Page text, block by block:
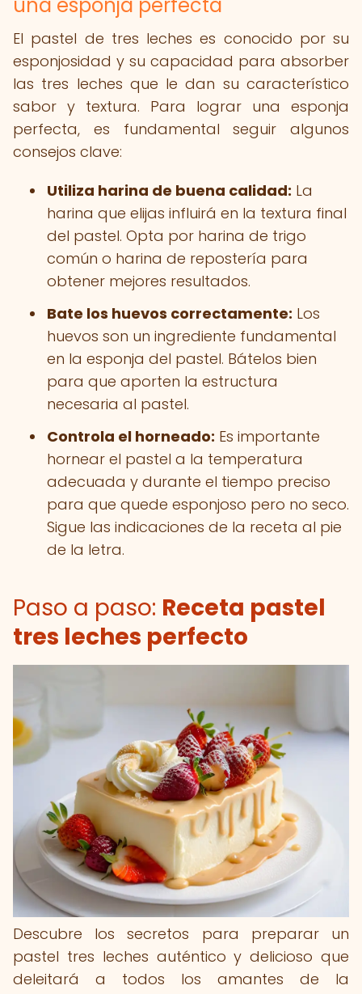
El pastel de tres leches es conocido por su
esponjosidad y su capacidad para absorber
las tres leches que le dan su característico
sabor y textura. Para lograr una esponja
perfecta, es fundamental seguir algunos
consejos clave:
Utiliza harina de buena calidad: La
harina que elijas influirá en la textura final
del pastel. Opta por harina de trigo
común o harina de repostería para
obtener mejores resultados.
Bate los huevos correctamente: Los
huevos son un ingrediente fundamental
en la esponja del pastel. Bátelos bien
para que aporten la estructura
necesaria al pastel.
Controla el horneado: Es importante
hornear el pastel a la temperatura
adecuada y durante el tiempo preciso
para que quede esponjoso pero no seco.
Sigue las indicaciones de la receta al pie
de la letra.
Paso a paso: Receta pastel
tres leches perfecto
Descubre los secretos para preparar un
pastel tres leches auténtico y delicioso que
deleitará a todos los amantes de la